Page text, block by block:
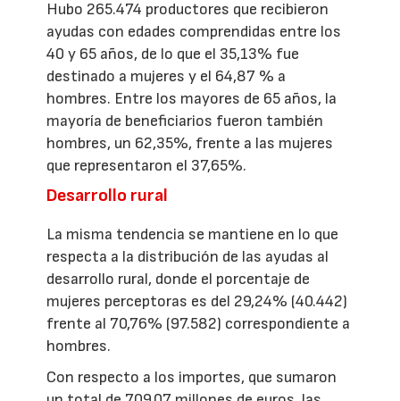
Hubo 265.474 productores que recibieron
ayudas con edades comprendidas entre los
40 y 65 años, de lo que el 35,13% fue
destinado a mujeres y el 64,87 % a
hombres. Entre los mayores de 65 años, la
mayoría de beneficiarios fueron también
hombres, un 62,35%, frente a las mujeres
que representaron el 37,65%.
Desarrollo rural
La misma tendencia se mantiene en lo que
respecta a la distribución de las ayudas al
desarrollo rural, donde el porcentaje de
mujeres perceptoras es del 29,24% (40.442)
frente al 70,76% (97.582) correspondiente a
hombres.
Con respecto a los importes, que sumaron